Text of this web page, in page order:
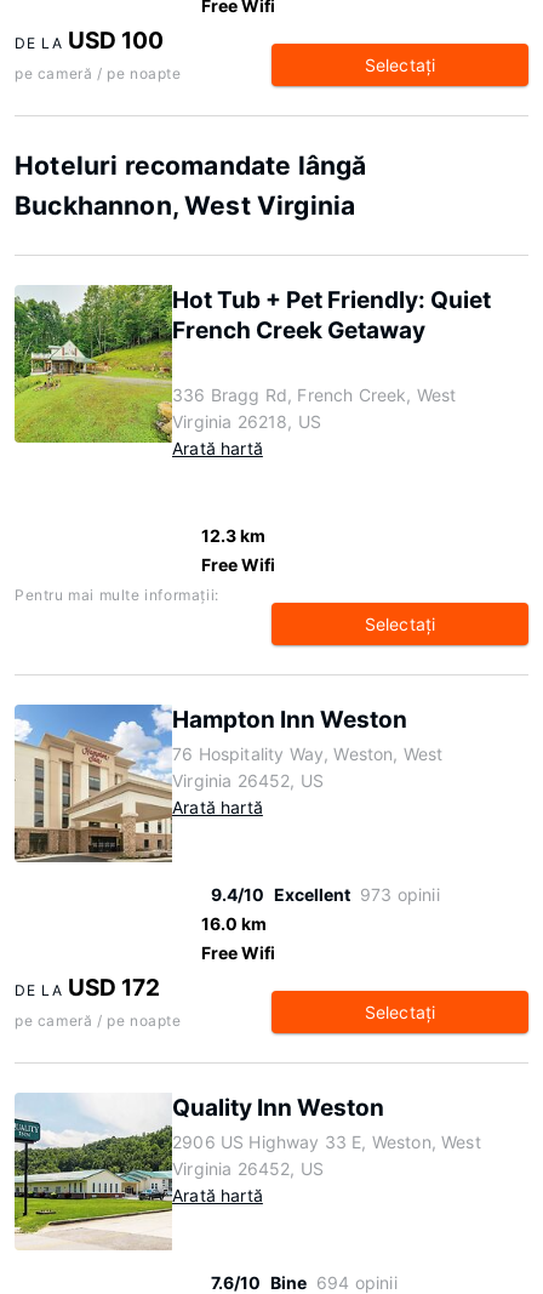
Free Wifi
DE LA USD 100
pe cameră / pe noapte Selectaţi
Hoteluri recomandate lângă
Buckhannon, West Virginia
Hot Tub + Pet Friendly: Quiet
French Creek Getaway
336 Bragg Rd, French Creek, West
Virginia 26218, US
Arată hartă
12.3 km
Free Wifi
Pentru mai multe informaţii:
Selectaţi
Hampton Inn Weston
76 Hospitality Way, Weston, West
Virginia 26452, US
Arată hartă
9.4/10 Excellent 973 opinii
16.0 km
Free Wifi
DE LA USD 172
pe cameră / pe noapte Selectaţi
Quality Inn Weston
2906 US Highway 33 E, Weston, West
Virginia 26452, US
Arată hartă
7.6/10 Bine 694 opinii